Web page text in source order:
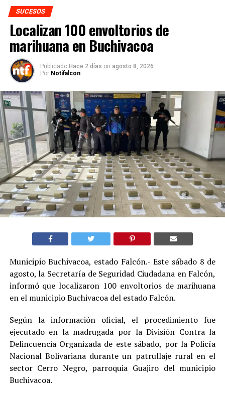
SUCESOS
Localizan 100 envoltorios de
marihuana en Buchivacoa
Publicado Hace 2 días on agosto 8, 2026
Por Notifalcon
Municipio Buchivacoa, estado Falcón.- Este sábado 8 de
agosto, la Secretaría de Seguridad Ciudadana en Falcón,
informó que localizaron 100 envoltorios de marihuana
en el municipio Buchivacoa del estado Falcón.
Según la información oficial, el procedimiento fue
ejecutado en la madrugada por la División Contra la
Delincuencia Organizada de este sábado, por la Policía
Nacional Bolivariana durante un patrullaje rural en el
sector Cerro Negro, parroquia Guajiro del municipio
Buchivacoa.